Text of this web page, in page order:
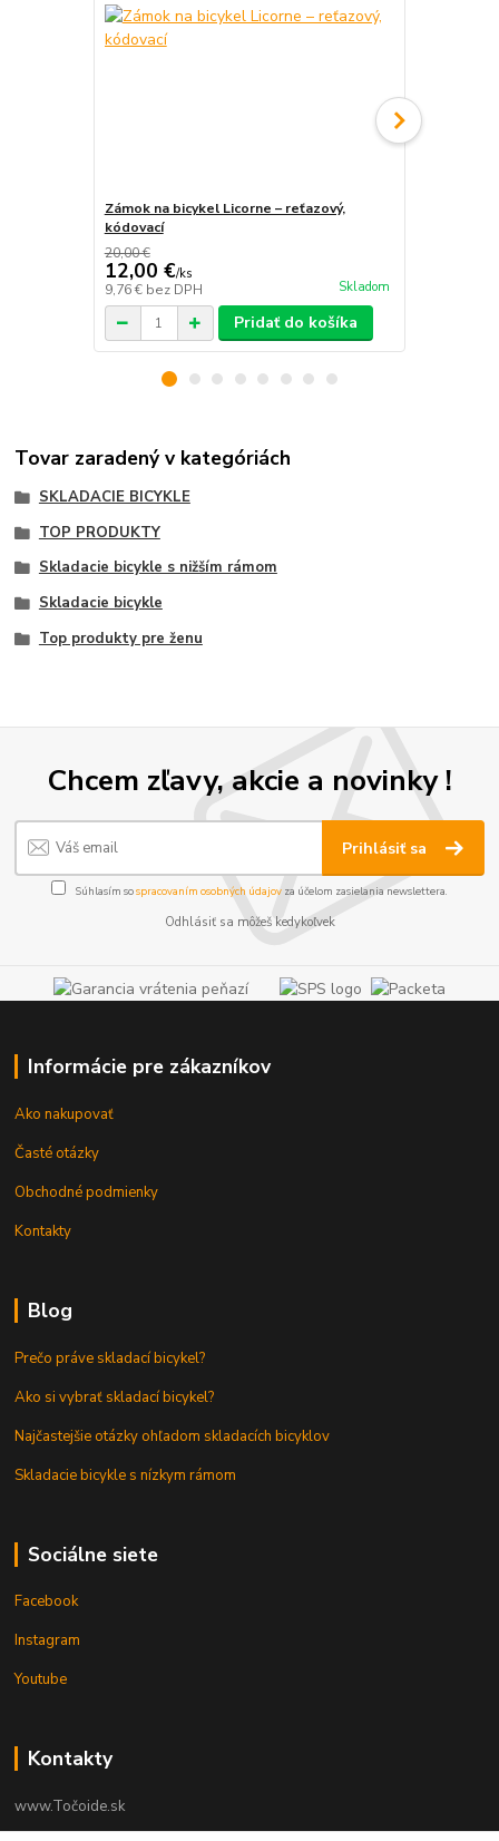
Zámok na bicykel Licorne – reťazový,
kódovací
20,00 €
12,00 €/ks
9,76 € bez DPH Skladom
Pridať do košíka
Tovar zaradený v kategóriách
SKLADACIE BICYKLE
TOP PRODUKTY
Skladacie bicykle s nižším rámom
Skladacie bicykle
Top produkty pre ženu
Chcem zľavy, akcie a novinky !
Prihlásiť sa
Súhlasím sospracovaním osobných údajov za účelom zasielania newslettera.
Odhlásiť sa môžeš kedykoľvek
Informácie pre zákazníkov
Ako nakupovať
Časté otázky
Obchodné podmienky
Kontakty
Blog
Prečo práve skladací bicykel?
Ako si vybrať skladací bicykel?
Najčastejšie otázky ohľadom skladacích bicyklov
Skladacie bicykle s nízkym rámom
Sociálne siete
Facebook
Instagram
Youtube
Kontakty
www.Točoide.sk